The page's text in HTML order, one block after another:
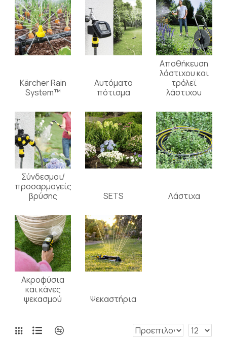
Kärcher Rain
System™
Αυτόματο
πότισμα
Αποθήκευση
λάστιχου και
τρόλεϊ
λάστιχου
Σύνδεσμοι/
προσαρμογείς
βρύσης
SETS Λάστιχα
Ακροφύσια
και κάνες
ψεκασμού
Ψεκαστήρια